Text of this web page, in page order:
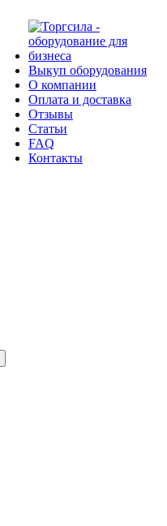
Выкуп оборудования
О компании
Оплата и доставка
Отзывы
Статьи
FAQ
Контакты